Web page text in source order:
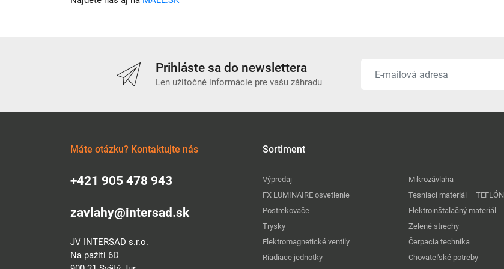
Prihláste sa do newslettera
Len užitočné informácie pre vašu záhradu
Máte otázku? Kontaktujte nás
+421 905 478 943
zavlahy@intersad.sk
JV INTERSAD s.r.o.
Na pažiti 6D
Sortiment
Výpredaj
FX LUMINAIRE osvetlenie
Postrekovače
Trysky
Elektromagnetické ventily
Riadiace jednotky
Mikrozávlaha
Tesniaci materiál – TEFLÓN
Elektroinštalačný materiál
Zelené strechy
Čerpacia technika
Chovateľské potreby